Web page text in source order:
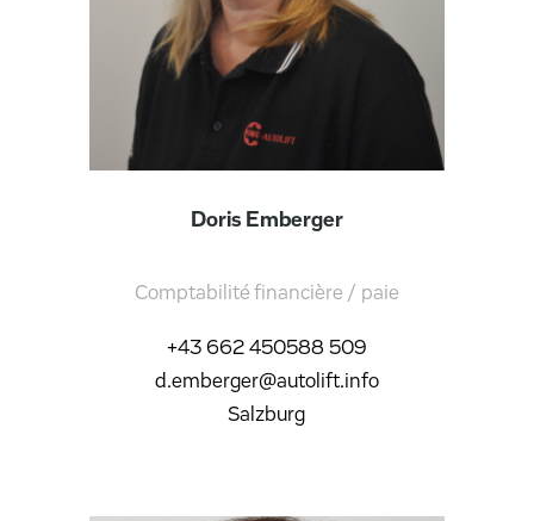
Doris Emberger
Comptabilité financière / paie
+43 662 450588 509
d.emberger@autolift.info
Salzburg